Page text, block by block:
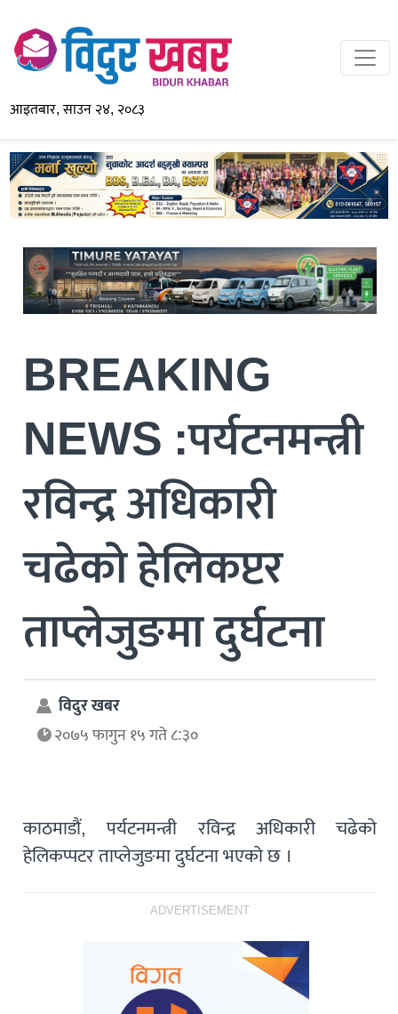
आइतबार, साउन २४, २०८३
BREAKING
NEWS :पर्यटनमन्त्री
रविन्द्र अधिकारी
चढेको हेलिकप्टर
ताप्लेजुङमा दुर्घटना
विदुर खबर
२०७५ फागुन १५ गते ८:३०
काठमाडौं, पर्यटनमन्त्री रविन्द्र अधिकारी चढेको
हेलिकप्पटर ताप्लेजुङमा दुर्घटना भएको छ ।
ADVERTISEMENT